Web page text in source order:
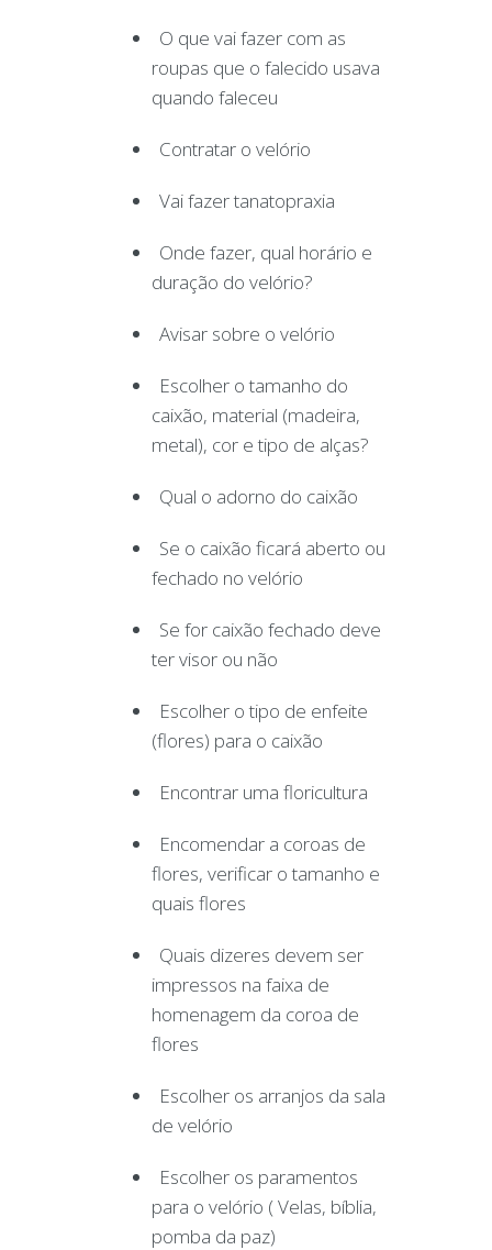
O que vai fazer com as
roupas que o falecido usava
quando faleceu
Contratar o velório
Vai fazer tanatopraxia
Onde fazer, qual horário e
duração do velório?
Avisar sobre o velório
Escolher o tamanho do
caixão, material (madeira,
metal), cor e tipo de alças?
Qual o adorno do caixão
Se o caixão ficará aberto ou
fechado no velório
Se for caixão fechado deve
ter visor ou não
Escolher o tipo de enfeite
(flores) para o caixão
Encontrar uma floricultura
Encomendar a coroas de
flores, verificar o tamanho e
quais flores
Quais dizeres devem ser
impressos na faixa de
homenagem da coroa de
flores
Escolher os arranjos da sala
de velório
Escolher os paramentos
para o velório ( Velas, bíblia,
pomba da paz)